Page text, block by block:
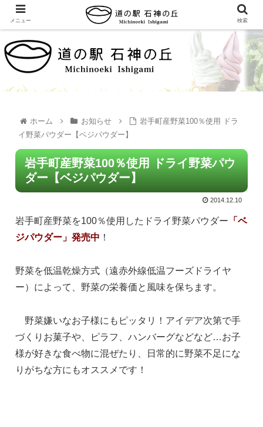
ホーム お知らせ
岩手町産野菜100％使用 ドラ
イ野菜パウダー【ベジパウダー】
岩手町産野菜100％使用 ドライ野菜パウ
ダー【ベジパウダー】
2014.12.10
岩手町産野菜を100％使用したドライ野菜パウダー 「ベ
ジパウダー」発売中 ！
野菜を低温乾燥方式（遠赤外線低温フーズドライヤ
ー）によって、野菜の栄養価と風味を保ちます。
野菜嫌いなお子様にもピッタリ！アイデア次第で手
づくりお菓子や、ピラフ、ハンバーグなどなど…お子
様が好きな食べ物に混ぜたり、日常的に野菜不足にな
りがちな方にもオススメです！
メニュー 検索